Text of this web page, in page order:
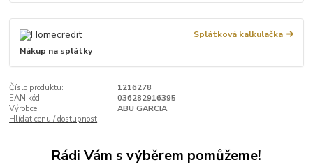
Splátková kalkulačka
Nákup na splátky
Číslo produktu:
1216278
EAN kód:
036282916395
Výrobce:
ABU GARCIA
Hlídat cenu / dostupnost
Rádi Vám s výběrem pomůžeme!